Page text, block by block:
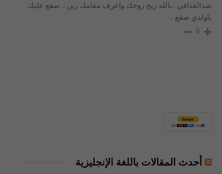
ضدالقذافي ..بالله ريح روحك واعرف مقامك زين .. صقع عليك
ياولدي صقع ..
0
أحدث المقالات باللغة الإنجليزية